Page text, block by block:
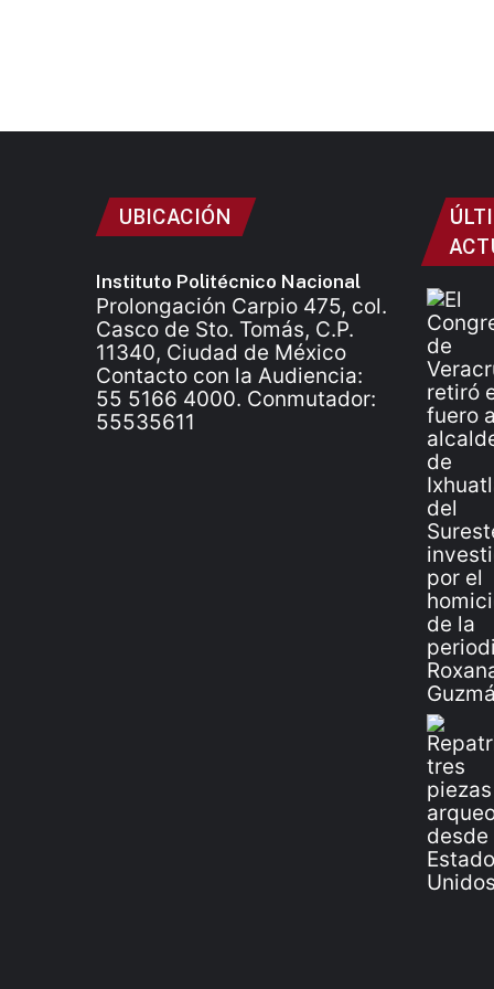
UBICACIÓN
Instituto Politécnico Nacional
Prolongación Carpio 475, col.
Casco de Sto. Tomás, C.P.
11340, Ciudad de México
Contacto con la Audiencia:
55 5166 4000. Conmutador:
55535611